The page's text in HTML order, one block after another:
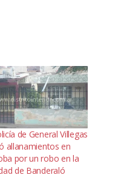
de General Villegas
allanamientos en
por un robo en la
de Banderaló